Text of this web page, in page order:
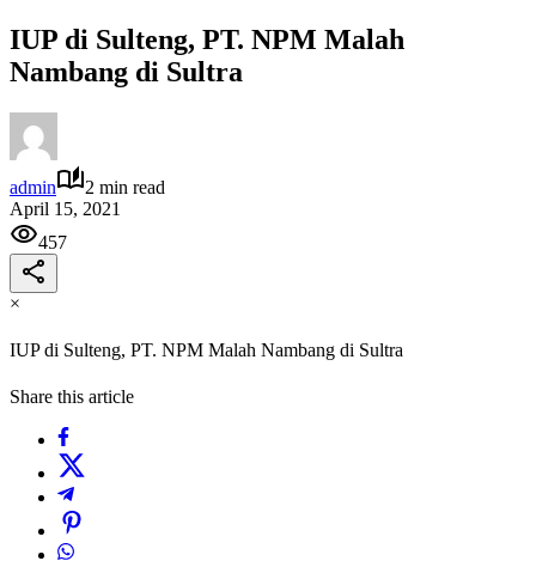
IUP di Sulteng, PT. NPM Malah
Nambang di Sultra
admin
2 min read
April 15, 2021
457
×
IUP di Sulteng, PT. NPM Malah Nambang di Sultra
Share this article